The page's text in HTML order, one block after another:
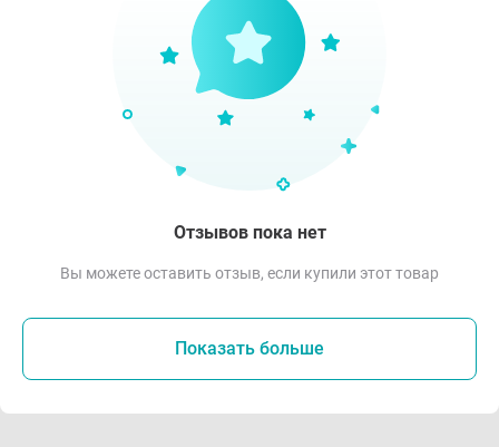
Отзывов пока нет
Вы можете оставить отзыв, если купили этот товар
Показать больше